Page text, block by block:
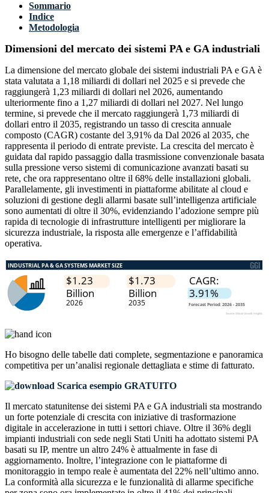
Sommario
Indice
Metodologia
Dimensioni del mercato dei sistemi PA e GA industriali
La dimensione del mercato globale dei sistemi industriali PA e GA è
stata valutata a 1,18 miliardi di dollari nel 2025 e si prevede che
raggiungerà 1,23 miliardi di dollari nel 2026, aumentando
ulteriormente fino a 1,27 miliardi di dollari nel 2027. Nel lungo
termine, si prevede che il mercato raggiungerà 1,73 miliardi di
dollari entro il 2035, registrando un tasso di crescita annuale
composto (CAGR) costante del 3,91% da Dal 2026 al 2035, che
rappresenta il periodo di entrate previste. La crescita del mercato è
guidata dal rapido passaggio dalla trasmissione convenzionale basata
sulla pressione verso sistemi di comunicazione avanzati basati su
rete, che ora rappresentano oltre il 68% delle installazioni globali.
Parallelamente, gli investimenti in piattaforme abilitate al cloud e
soluzioni di gestione degli allarmi basate sull’intelligenza artificiale
sono aumentati di oltre il 30%, evidenziando l’adozione sempre più
rapida di tecnologie di infrastrutture intelligenti per migliorare la
sicurezza industriale, la risposta alle emergenze e l’affidabilità
operativa.
Ho bisogno delle tabelle dati complete, segmentazione e panoramica
competitiva per un’analisi regionale dettagliata e stime di fatturato.
Scarica esempio GRATUITO
Il mercato statunitense dei sistemi PA e GA industriali sta mostrando
un forte potenziale di crescita con iniziative di trasformazione
digitale in accelerazione in tutti i settori chiave. Oltre il 36% degli
impianti industriali con sede negli Stati Uniti ha adottato sistemi PA
basati su IP, mentre un altro 24% è attualmente in fase di
aggiornamento. Inoltre, l’integrazione con le piattaforme di
monitoraggio in tempo reale è aumentata del 22% nell’ultimo anno.
La conformità alla sicurezza e le funzionalità di allarme specifiche